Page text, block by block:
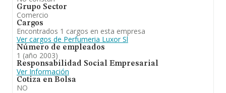
Grupo Sector
Comercio
Cargos
Encontrados 1 cargos en esta empresa
Ver cargos de Perfumeria Luxor Sl
Número de empleados
1 (año 2003)
Responsabilidad Social Empresarial
Ver Información
Cotiza en Bolsa
NO